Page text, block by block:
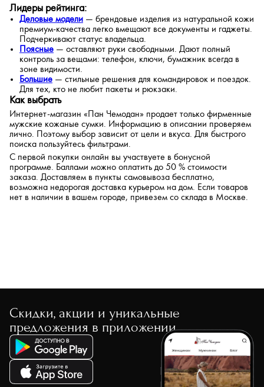
Лидеры рейтинга:
Деловые модели — брендовые изделия из натуральной кожи
премиум-качества легко вмещают все документы и гаджеты.
Подчеркивают статус владельца.
Поясные — оставляют руки свободными. Дают полный
контроль за вещами: телефон, ключи, бумажник всегда в
зоне видимости.
Большие — стильные решения для командировок и поездок.
Для тех, кто не любит пакеты и рюкзаки.
Как выбрать
Интернет-магазин «Пан Чемодан» продает только фирменные
мужские кожаные сумки. Информацию в описании проверяем
лично. Поэтому выбор зависит от цели и вкуса. Для быстрого
поиска пользуйтесь фильтрами.
С первой покупки онлайн вы участвуете в бонусной
программе. Баллами можно оплатить до 50 % стоимости
заказа. Доставляем в пункты самовывоза бесплатно,
возможна недорогая доставка курьером на дом. Если товаров
нет в наличии в вашем городе, привезем со склада в Москве.
Скидки, акции и уникальные
предложения в приложении